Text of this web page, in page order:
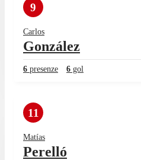
9
Carlos
González
6 presenze 6 gol
11
Matías
Perelló